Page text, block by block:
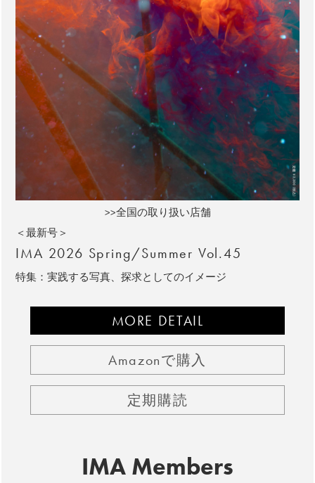
>>全国の取り扱い店舗
＜最新号＞
IMA 2026 Spring/Summer Vol.45
特集：実践する写真、探求としてのイメージ
MORE DETAIL
Amazonで購入
定期購読
IMA Members